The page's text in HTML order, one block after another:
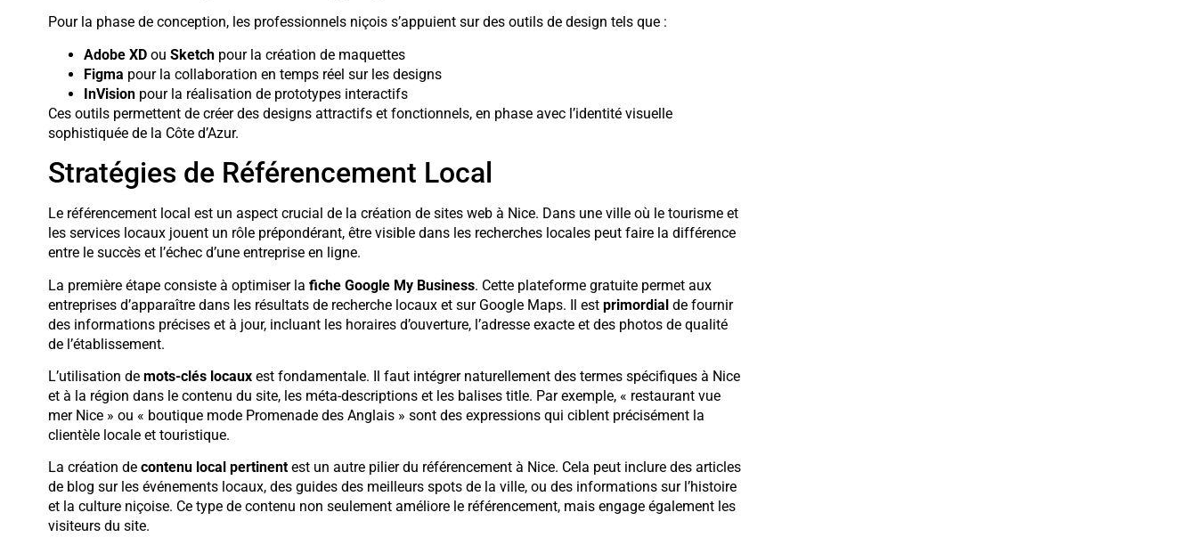
Pour la phase de conception, les professionnels niçois s’appuient sur des outils de design tels que :
Adobe XDou Sketchpour la création de maquettes
Figma pour la collaboration en temps réel sur les designs
InVisionpour la réalisation de prototypes interactifs
Ces outils permettent de créer des designs attractifs et fonctionnels, en phase avec l’identité visuelle
sophistiquée de la Côte d’Azur.
Stratégies de Référencement Local
Le référencement local est un aspect crucial de la création de sites web à Nice. Dans une ville où le tourisme et
les services locaux jouent un rôle prépondérant, être visible dans les recherches locales peut faire la différence
entre le succès et l’échec d’une entreprise en ligne.
La première étape consiste à optimiser la fiche Google My Business. Cette plateforme gratuite permet aux
entreprises d’apparaître dans les résultats de recherche locaux et sur Google Maps. Il est primordialde fournir
des informations précises et à jour, incluant les horaires d’ouverture, l’adresse exacte et des photos de qualité
de l’établissement.
L’utilisation de mots-clés locauxest fondamentale. Il faut intégrer naturellement des termes spécifiques à Nice
et à la région dans le contenu du site, les méta-descriptions et les balises title. Par exemple, « restaurant vue
mer Nice » ou « boutique mode Promenade des Anglais » sont des expressions qui ciblent précisément la
clientèle locale et touristique.
La création de contenu local pertinentest un autre pilier du référencement à Nice. Cela peut inclure des articles
de blog sur les événements locaux, des guides des meilleurs spots de la ville, ou des informations sur l’histoire
et la culture niçoise. Ce type de contenu non seulement améliore le référencement, mais engage également les
visiteurs du site.